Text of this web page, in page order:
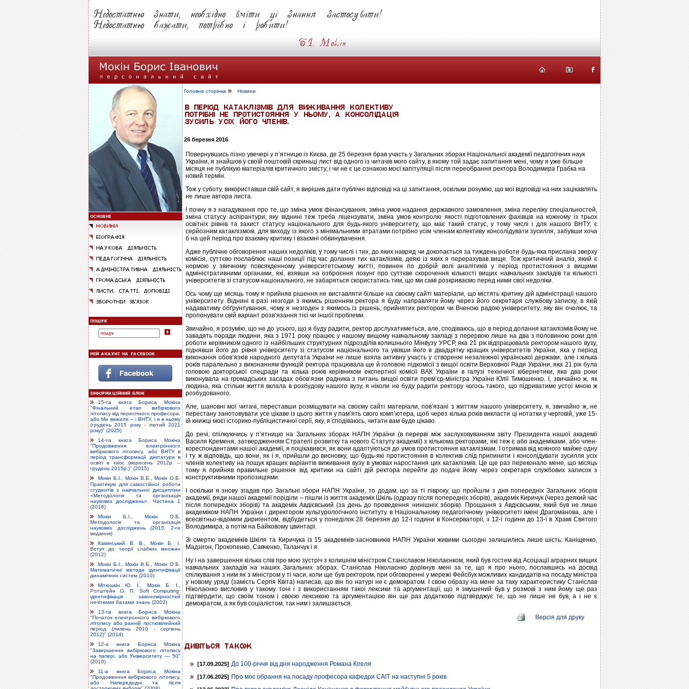
15-та книга Бориса Мокіна
"Фінальний етап вибіркового
літопису від пересічного професора,
або Ми вижили – і ВНТУ, і я в ньому
(грудень 2015 року - лютий 2021
року)" (2025)
14-та книга Бориса Мокіна
"Продовження електронного
вибіркового літопису, або ВНТУ в
період трансформації диктатури в
освіті в хаос (вересень 2012р. –
грудень 2015р.)" (2015)
Мокін Б.І., Мокін В.Б., Мокін О.Б.
Практикум для самостійної роботи
студентів з навчальної дисципліни
«Методологія та організація
наукових досліджень». Частина 1
(2018)
Мокін Б.І., Мокін О.Б.
Методологія та організація
наукових досліджень (2015, 2-ге
видання)
Камінський В. В., Мокін Б. І.
Вступ до теорії слабких множин
(2012)
Мокін Б.І., Мокін В.Б., Мокін О.Б.
Математичні методи ідентифікації
динамічних систем (2010)
Мітюшкін Ю. І., Мокін Б. І.,
Ротштейн О. П. Soft Computing:
ідентифікація закономірностей
нечіткими базами знань (2002)
13-та книга Бориса Мокіна
"Початок електронного вибіркового
літопису або ранній постювілейний
період (липень 2010 - серпень
2012)" (2014)
12-а книга Бориса Мокіна
"Завершення вибіркового літопису
на папері, або Університету — 50"
(2010)
11-а книга Бориса Мокіна
"Продовження вибіркового літопису,
або Напередодні та після
Головна сторінка Новини
26 березня 2016
Повернувшись пізно увечері у п’ятницю із Києва, де 25 березня брав участь у Загальних зборах Національної академії педагогічних наук
України, я знайшов у своїй поштовій скриньці лист від одного із читачів мого сайту, в якому той задає запитання мені, чому я уже більше
місяця не публікую матеріалів критичного змісту, і чи не є це ознакою моєї капітуляції після переобрання ректора Володимира Грабка на
новий термін.
Тож у суботу, використавши свій сайт, я вирішив дати публічні відповіді на ці запитання, оскільки розумію, що мої відповіді на них зацікавлять
не лише автора листа.
І почну я з нагадування про те, що зміна умов фінансування, зміна умов надання державного замовлення, зміна переліку спеціальностей,
зміна статусу аспірантури, яку віднині теж треба ліцензувати, зміна умов контролю якості підготовлених фахівців на кожному із трьох
освітніх рівнів та захист статусу національного для будь-якого університету, що має такий статус, у тому числі і для нашого ВНТУ, є
серйозним катаклізмом, для виходу із якого з мінімальними втратами потрібно усім членам колективу консолідувати зусилля, забувши хоча
б на цей період про взаємну критику і взаємні обвинувачення.
Адже публічне обговорення наших недоліків, у тому числі і тих, до яких навряд чи докопається за тиждень роботи будь-яка прислана зверху
комісія, суттєво послаблює наші позиції під час долання тих катаклізмів, деякі із яких я перерахував вище. Тож критичний аналіз, який є
нормою у звичному повсякденному університетському житті, повинен по добрій волі аналітиків у період протистояння з вищими
адміністративними органами, які, взявши на озброєння лозунг про суттєве скорочення кількості вищих навчальних закладів та кількості
університетів зі статусом національного, не забаряться скористатись тим, що ми самі розкриваємо перед ними свої недоліки.
Ось чому ще місяць тому я прийняв рішення не виставляти більше на своєму сайті матеріали, що містять критику дій адміністрації нашого
університету. Віднині в разі незгоди з якимсь рішенням ректора я буду направляти йому через його секретаря службову записку, в якій
надаватиму обґрунтування, чому я незгоден з якимось із рішень, прийнятих ректором чи Вченою радою університету, яку він очолює, та
пропонувати свій варіант розв’язання тієї чи іншої проблеми.
Звичайно, я розумію, що не до усього, що я буду радити, ректор дослухатиметься, але, сподіваюсь, що в період долання катаклізмів йому не
завадять поради людини, яка з 1971 року працює у нашому вищому навчальному закладі з перервою лише на два з половиною роки для
роботи керівником одного із найбільших структурних підрозділів колишнього Мінвузу УРСР, яка 21 рік відпрацювала ректором нашого вузу,
піднявши його до рівня університету зі статусом національного та увівши його в двадцятку кращих університетів України, яка у період
виконання обов’язків народного депутата України не лише взяла активну участь у створенні незалежної української держави, але і кілька
років паралельно з виконанням функцій ректора працювала ще й головою підкомісії з вищої освіти Верховної Ради України, яка 21 рік була
головою докторської спецради та кілька років керівником експертної комісії ВАК України в галузі технічної кібернетики, яка два роки
виконувала на громадських засадах обов’язки радника з питань вищої освіти прем’єр-міністра України Юлії Тимошенко. І, звичайно ж, як
людина, яка стільки життя вклала в розбудову нашого вузу, я ніколи не буду радити ректору чогось такого, що підриватиме устої мною ж
розбудованого.
Але, шановні мої читачі, переставши розміщувати на своєму сайті матеріали, пов’язані з життям нашого університету, я, звичайно ж, не
перестану занотовувати усе цікаве із цього життя у пам’ять свого комп’ютера, щоб через кілька років викласти ці нотатки у черговій, уже 15-
ій книжці моєї історико-публіцистичної серії, яку, я сподіваюсь, читати вам буде цікаво.
До речі, спілкуючись у п’ятницю на Загальних зборах НАПН України (в перерві між заслуховуванням звіту Президента нашої академії
Василя Кременя, затвердженням Стратегії розвитку та нового Статуту академії) з кількома ректорами, які теж є або академіками, або член-
кореспондентами нашої академії, я поцікавився, як вони адаптуються до умов протистояння катаклізмам. І отримав від кожного майже одну
і ту ж відповідь, що вони, як і я, прийшли до висновку, що будь-які протистояння в колективі слід припинити і консолідувати зусилля усіх
членів колективу на пошук кращих варіантів виживання вузу в умовах наростання цих катаклізмів. Це ще раз переконало мене, що місяць
тому я прийняв правильне рішення від критики на сайті дій ректора перейти до подачі йому через секретаря службових записок з
конструктивними пропозиціями.
І оскільки я знову згадав про Загальні збори НАПН України, то додам, що за ті півроку, що пройшли з дня попередніх Загальних зборів
академії, ряди нашої академії поріділи – пішли із життя академік Шкіль (одразу після попередніх зборів), академік Киричук (через деякий час
після попередніх зборів) та академік Авдієвський (за день до проведення нинішніх зборів). Прощання з Авдієвським, який був не лише
академіком НАПН України і директором культурологічного інституту в Національному педагогічному університеті імені Драгоманова, але і
всесвітньо-відомим диригентом, відбудеться у понеділок 28 березня до 12-ї години в Консерваторії, з 12-ї години до 13-ї в Храмі Святого
Володимира, а потім на Байковому цвинтарі.
Зі смертю академіків Шкіля та Киричука із 15 академіків-засновників НАПН України живими сьогодні залишились лише шість: Каніщенко,
Мадзігон, Прокопенко, Савченко, Таланчук і я.
Ну і на завершення кілька слів про мою зустріч з колишнім міністром Станіславом Ніколаєнком, який був гостем від Асоціації аграрних вищих
навчальних закладів на наших Загальних зборах. Станіслав Ніколаєнко дорікнув мені за те, що я про нього, пославшись на досвід
спілкування з ним як з міністром у ті часи, коли ще був ректором, при обговоренні у мережі Фейсбук можливих кандидатів на посаду міністра
у новому уряді (замість Сергія Квіта) написав, що він по натурі не є демократом. І свою образу на мене за таку характеристику Станіслав
Ніколаєнко висловив у такому тоні і з використанням такої лексики та аргументації, що я змушений був у розмові з ним йому ще раз
підтвердити, що своїм тоном і своєю лексикою та аргументацією він ще раз додатково підтверджує те, що не лише не був, а і не є
демократом, а як був соціалістом, так ним і залишається.
Версія для друку
[17.09.2025] До 100-річчя від дня народження Романа Кігеля
[17.06.2025] Про моє обрання на посаду професора кафедри САІТ на наступні 5 років